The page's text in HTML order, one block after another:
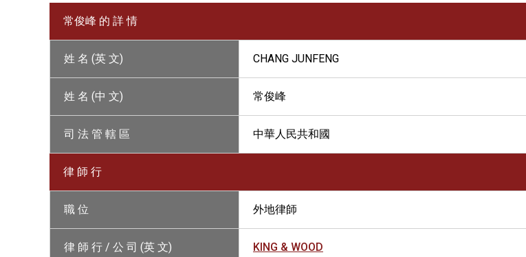
常俊峰 的 詳 情
姓 名 (英 文) CHANG JUNFENG
姓 名 (中 文) 常俊峰
司 法 管 轄 區 中華人民共和國
律 師 行
職 位 外地律師
律 師 行 / 公 司 (英 文) KING & WOOD